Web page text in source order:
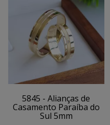
5845 - Alianças de
Casamento Paraíba do
Sul 5mm